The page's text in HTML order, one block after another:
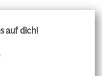
auf dich!